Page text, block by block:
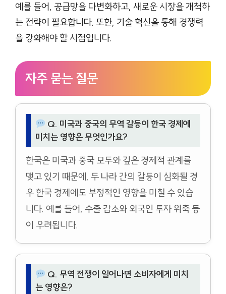
예를 들어, 공급망을 다변화하고, 새로운 시장을 개척하
는 전략이 필요합니다. 또한, 기술 혁신을 통해 경쟁력
을 강화해야 할 시점입니다.
자주 묻는 질문
Q. 미국과 중국의 무역 갈등이 한국 경제에
미치는 영향은 무엇인가요?
한국은 미국과 중국 모두와 깊은 경제적 관계를
맺고 있기 때문에, 두 나라 간의 갈등이 심화될 경
우 한국 경제에도 부정적인 영향을 미칠 수 있습
니다. 예를 들어, 수출 감소와 외국인 투자 위축 등
이 우려됩니다.
Q. 무역 전쟁이 일어나면 소비자에게 미치
는 영향은?